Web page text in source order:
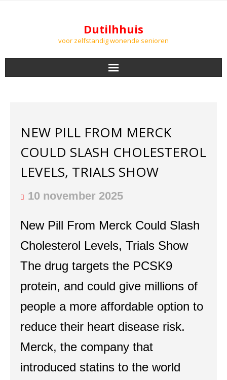
Dutilhhuis
voor zelfstandig wonende senioren
DOWNLOADS
PODCASTS
AGENDA
NEW PILL FROM MERCK
COULD SLASH CHOLESTEROL
LEVELS, TRIALS SHOW
10 november 2025
New Pill From Merck Could Slash
Cholesterol Levels, Trials Show
The drug targets the PCSK9
protein, and could give millions of
people a more affordable option to
reduce their heart disease risk.
Merck, the company that
introduced statins to the world